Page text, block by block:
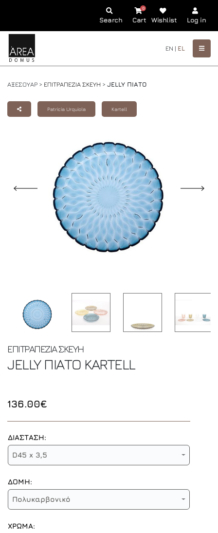
Search Cart
0
Wishlist Log in
EN | EL
ΑΞΕΣΟΥΑΡ > ΕΠΙΤΡΑΠΕΖΙΑ ΣΚΕΥΗ > JELLY ΠΙΑΤΟ
Patricia Urquiola Kartell
ΕΠΙΤΡΑΠΕΖΙΑ ΣΚΕΥΗ
JELLY ΠΙΑΤΟ KARTELL
136.00€
ΔΙΑΣΤΑΣΗ:
D45 x 3,5
ΔΟΜΗ:
Πολυκαρβονικό
ΧΡΩΜΑ: